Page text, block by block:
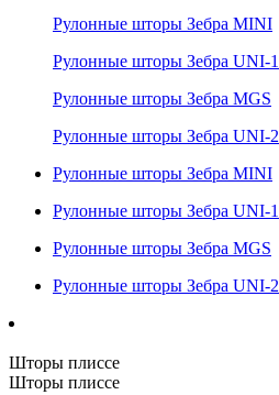
Рулонные шторы Зебра MINI
Рулонные шторы Зебра UNI-1
Рулонные шторы Зебра MGS
Рулонные шторы Зебра UNI-2
Рулонные шторы Зебра MINI
Рулонные шторы Зебра UNI-1
Рулонные шторы Зебра MGS
Рулонные шторы Зебра UNI-2
Шторы плиссе
Шторы плиссе